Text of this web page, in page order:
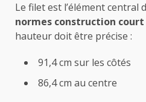
Le filet est l’élément central
normes construction
hauteur doit être précise :
91,4 cm sur les côtés
86,4 cm au centre